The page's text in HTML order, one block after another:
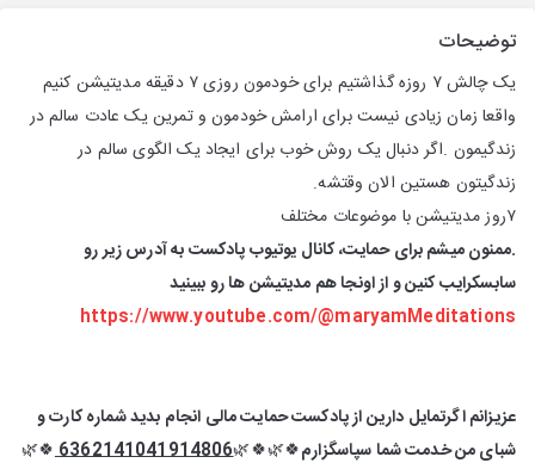
توضیحات
یک چالش ۷ روزه گذاشتیم برای خودمون روزی ۷ دقیقه مدیتیشن کنیم
واقعا زمان زیادی نیست برای ارامش خودمون و تمرین یک عادت سالم در
زندگیمون .اگر دنبال یک روش خوب برای ایجاد یک الگوی سالم در
زندگیتون هستین الان وقتشه.
۷روز مدیتیشن با موضوعات مختلف
.ممنون میشم برای حمایت، کانال یوتیوب پادکست به آدرس زیر رو
سابسکرایب کنین و از اونجا هم مدیتیشن ها رو ببینید
https://www.youtube.com/@maryamMeditations
عزیزانم اگرتمایل دارین از پادکست حمایت مالی انجام بدید شماره کارت و
شبای من خدمت شما سپاسگزارم🍀🌿🍀🌿
6362141041914806
🍀🌿